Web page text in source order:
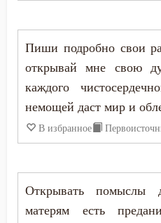
Промысел Божий
Прошение
Прощение
Пьянство
Радость
Силуан Афонский
Симеон Благоговейный
Симеон Новый
Симеон Солунский
Фалассий Ливийский
Феогност
Пиши подробно свои
открывай мне свою
каждого
немощей даст мир и
В избранное
Открывать помыслы
матерям есть